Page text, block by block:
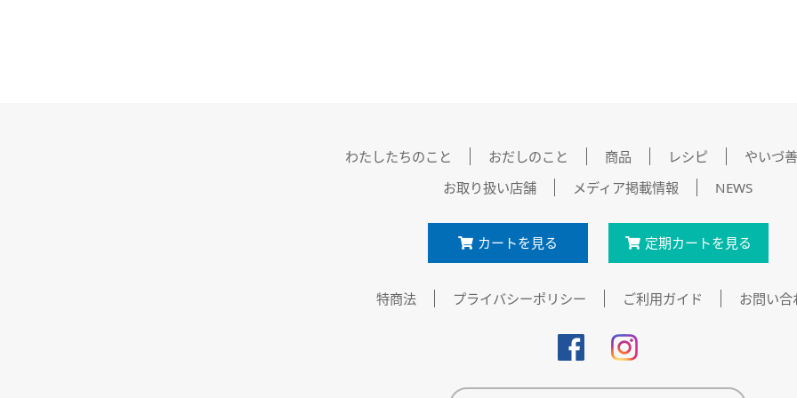
わたしたちのこと おだしのこと 商品 レシピ
やいづ
お取り扱い店舗
メディア掲載情報 NEWS
カートを見る 定期カートを見る
特商法 プライバシーポリシー ご利用ガイド お問い合